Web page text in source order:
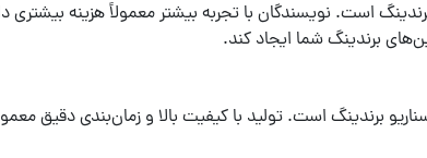
است. نویسندگان با تجربه بیشتر معمولاً هزینه بیشتری
برندینگ شما ایجاد کند.
برندینگ است. تولید با کیفیت بالا و زمان‌بندی دقیق